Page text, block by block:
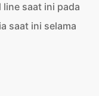
saat ini pada
saat ini selama